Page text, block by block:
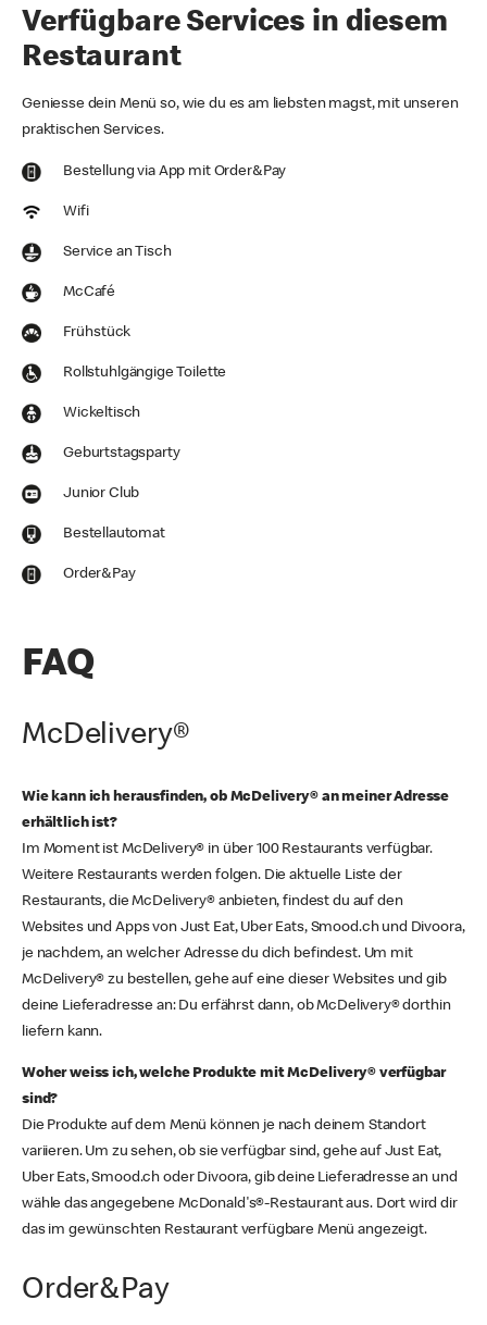
Verfügbare Services in diesem
Restaurant
Geniesse dein Menü so, wie du es am liebsten magst, mit unseren
praktischen Services.
Bestellung via App mit Order&Pay
Wifi
Service an Tisch
McCafé
Frühstück
Rollstuhlgängige Toilette
Wickeltisch
Geburtstagsparty
Junior Club
Bestellautomat
Order&Pay
FAQ
McDelivery®
Wie kann ich herausfinden, ob McDelivery® an meiner Adresse
erhältlich ist?
Im Moment ist McDelivery® in über 100 Restaurants verfügbar.
Weitere Restaurants werden folgen. Die aktuelle Liste der
Restaurants, die McDelivery® anbieten, findest du auf den
Websites und Apps von Just Eat, Uber Eats, Smood.ch und Divoora,
je nachdem, an welcher Adresse du dich befindest. Um mit
McDelivery® zu bestellen, gehe auf eine dieser Websites und gib
deine Lieferadresse an: Du erfährst dann, ob McDelivery® dorthin
liefern kann.
Woher weiss ich, welche Produkte mit McDelivery® verfügbar
sind?
Die Produkte auf dem Menü können je nach deinem Standort
variieren. Um zu sehen, ob sie verfügbar sind, gehe auf Just Eat,
Uber Eats, Smood.ch oder Divoora, gib deine Lieferadresse an und
wähle das angegebene McDonald's®-Restaurant aus. Dort wird dir
das im gewünschten Restaurant verfügbare Menü angezeigt.
Order&Pay